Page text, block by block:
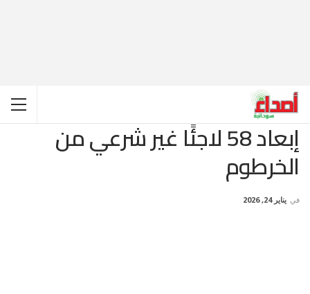
إبعاد 58 لاجئًا غير شرعي من
الخرطوم
في يناير 24, 2026